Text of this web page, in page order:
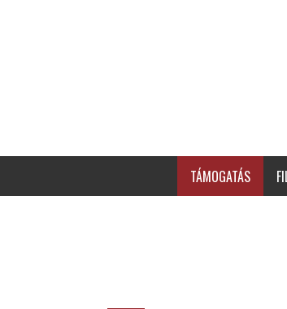
TÁMOGATÁS